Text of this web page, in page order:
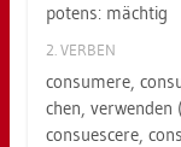
po­tens: mäch­tig
2. VER­BEN
con­su­me­re,
chen,
con­su­e­sce­re,